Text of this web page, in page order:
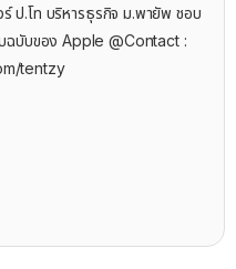
ป.โท บริหารธุรกิจ ม.พายัพ ชอบ
ฉบับของ Apple @Contact :
tentzy